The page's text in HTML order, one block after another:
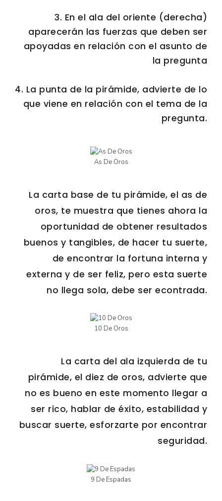
3. En el ala del oriente (derecha)
aparecerán las fuerzas que deben ser
apoyadas en relación con el asunto de
la pregunta
4. La punta de la pirámide, advierte de lo
que viene en relación con el tema de la
pregunta.
As De Oros
La carta base de tu pirámide, el as de
oros, te muestra que tienes ahora la
oportunidad de obtener resultados
buenos y tangibles, de hacer tu suerte,
de encontrar la fortuna interna y
externa y de ser feliz, pero esta suerte
no llega sola, debe ser econtrada.
10 De Oros
La carta del ala izquierda de tu
pirámide, el diez de oros, advierte que
no es bueno en este momento llegar a
ser rico, hablar de éxito, estabilidad y
buscar suerte, esforzarte por encontrar
seguridad.
9 De Espadas